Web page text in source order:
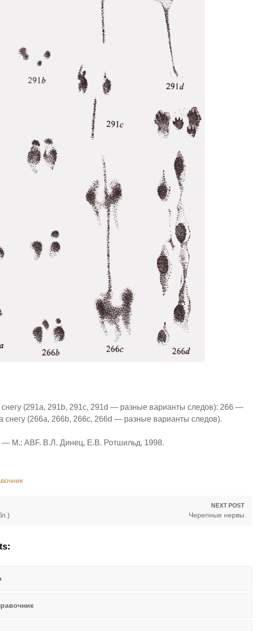
(291a, 291b, 291c, 291d — разные варианты следов): 266 —
снегу (266a, 266b, 266c, 266d — разные варианты следов).
— М.: ABF. В.Л. Динец, Е.В. Ротшильд. 1998.
NEXT POST
Next
Черепные нервы